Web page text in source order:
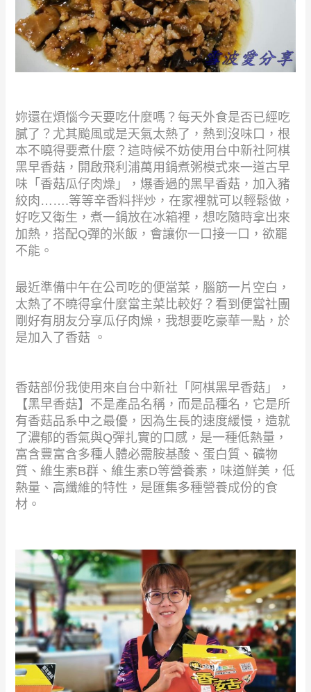
妳還在煩惱今天要吃什麼嗎？每天外食是否已經吃
膩了？尤其颱風或是天氣太熱了，熱到沒味口，根
本不曉得要煮什麼？這時候不妨使用台中新社阿棋
黑早香菇，開啟飛利浦萬用鍋煮粥模式來一道古早
味「香菇瓜仔肉燥」，爆香過的黑早香菇，加入豬
絞肉…….等等辛香料拌炒，在家裡就可以輕鬆做，
好吃又衛生，煮一鍋放在冰箱裡，想吃隨時拿出來
加熱，搭配Q彈的米飯，會讓你一口接一口，欲罷
不能。
最近準備中午在公司吃的便當菜，腦筋一片空白，
太熱了不曉得拿什麼當主菜比較好？看到便當社團
剛好有朋友分享瓜仔肉燥，我想要吃豪華一點，於
是加入了香菇 。
香菇部份我使用來自台中新社「阿棋黑早香菇」，
【黑早香菇】不是產品名稱，而是品種名，它是所
有香菇品系中之最優，因為生長的速度緩慢，造就
了濃郁的香氣與Q彈扎實的口感，是一種低熱量，
富含豐富含多種人體必需胺基酸、蛋白質、礦物
質、維生素B群、維生素D等營養素，味道鮮美，低
熱量、高纖維的特性，是匯集多種營養成份的食
材。